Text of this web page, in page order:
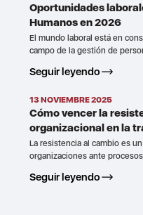
Oportunidades
Humanos en 2026
El mundo laboral está en
campo de la gestión de
Seguir leyendo
13 NOVIEMBRE 2025
Cómo vencer la
organizacional en la
La resistencia al cambio es
organizaciones ante
Seguir leyendo